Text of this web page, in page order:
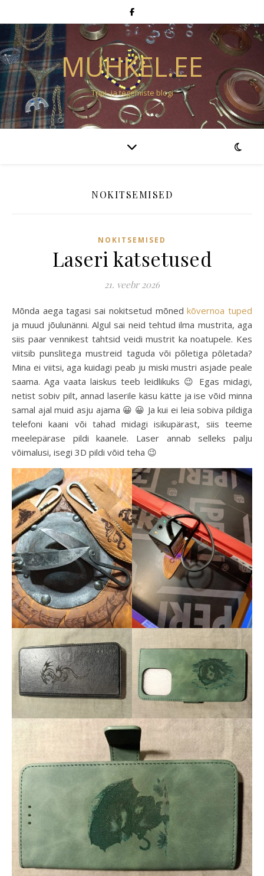
MUHKEL.EE
Tripi- ja tegemiste blogi
NOKITSEMISED
NOKITSEMISED
Laseri katsetused
21. veebr 2026
Mõnda aega tagasi sai nokitsetud mõnedkõvernoa tuped
ja muud jõulunänni. Algul sai neid tehtud ilma mustrita, aga
siis paar vennikest tahtsid veidi mustrit ka noatupele. Kes
viitsib punslitega mustreid taguda või põletiga põletada?
Mina ei viitsi, aga kuidagi peab ju miski mustri asjade peale
saama. Aga vaata laiskus teeb leidlikuks 😉 Egas midagi,
netist sobiv pilt, annad laserile käsu kätte ja ise võid minna
samal ajal muid asju ajama 😀 😀 Ja kui ei leia sobiva pildiga
telefoni kaani või tahad midagi isikupärast, siis teeme
meelepärase pildi kaanele. Laser annab selleks palju
võimalusi, isegi 3D pildi võid teha 😉